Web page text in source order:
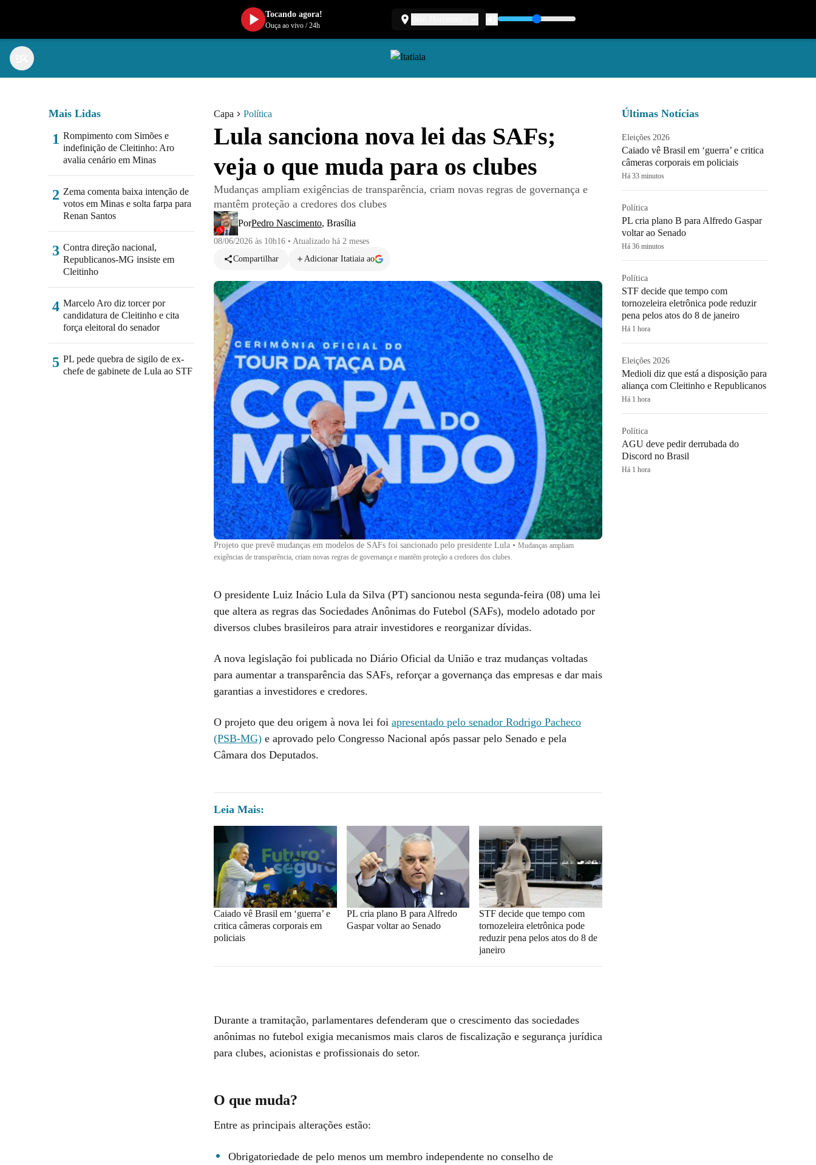
Capa Política
Lula sanciona nova lei das SAFs;
veja o que muda para os clubes
Mudanças ampliam exigências de transparência, criam novas regras de governança e
mantêm proteção a credores dos clubes
PorPedro Nascimento, Brasília
08/06/2026 às 10h16 • Atualizado há 2 meses
Compartilhar
Adicionar Itatiaia ao
Projeto que prevê mudanças em modelos de SAFs foi sancionado pelo presidente Lula • Mudanças ampliam
exigências de transparência, criam novas regras de governança e mantêm proteção a credores dos clubes.
O presidente Luiz Inácio Lula da Silva (PT) sancionou nesta segunda-feira (08) uma lei
que altera as regras das Sociedades Anônimas do Futebol (SAFs), modelo adotado por
diversos clubes brasileiros para atrair investidores e reorganizar dívidas.
A nova legislação foi publicada no Diário Oficial da União e traz mudanças voltadas
para aumentar a transparência das SAFs, reforçar a governança das empresas e dar mais
garantias a investidores e credores.
O projeto que deu origem à nova lei foi apresentado pelo senador Rodrigo Pacheco
(PSB-MG) e aprovado pelo Congresso Nacional após passar pelo Senado e pela
Câmara dos Deputados.
Leia Mais:
Caiado vê Brasil em ‘guerra’ e
critica câmeras corporais em
policiais
PL cria plano B para Alfredo
Gaspar voltar ao Senado
STF decide que tempo com
tornozeleira eletrônica pode
reduzir pena pelos atos do 8 de
janeiro
Durante a tramitação, parlamentares defenderam que o crescimento das sociedades
anônimas no futebol exigia mecanismos mais claros de fiscalização e segurança jurídica
para clubes, acionistas e profissionais do setor.
O que muda?
Entre as principais alterações estão:
Obrigatoriedade de pelo menos um membro independente no conselho de
Mais Lidas
1 Rompimento com Simões e
indefinição de Cleitinho: Aro
avalia cenário em Minas
2 Zema comenta baixa intenção de
votos em Minas e solta farpa para
Renan Santos
3 Contra direção nacional,
Republicanos-MG insiste em
Cleitinho
4 Marcelo Aro diz torcer por
candidatura de Cleitinho e cita
força eleitoral do senador
5 PL pede quebra de sigilo de ex-
chefe de gabinete de Lula ao STF
Últimas Notícias
Eleições 2026
Caiado vê Brasil em ‘guerra’ e critica
câmeras corporais em policiais
Há 33 minutos
Política
PL cria plano B para Alfredo Gaspar
voltar ao Senado
Há 36 minutos
Política
STF decide que tempo com
tornozeleira eletrônica pode reduzir
pena pelos atos do 8 de janeiro
Há 1 hora
Eleições 2026
Medioli diz que está a disposição para
aliança com Cleitinho e Republicanos
Há 1 hora
Política
AGU deve pedir derrubada do
Discord no Brasil
Há 1 hora
Tocando agora!
Ouça ao vivo/24h